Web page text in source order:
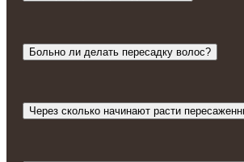
Больно ли делать пересадку волос?
Через сколько начинают расти